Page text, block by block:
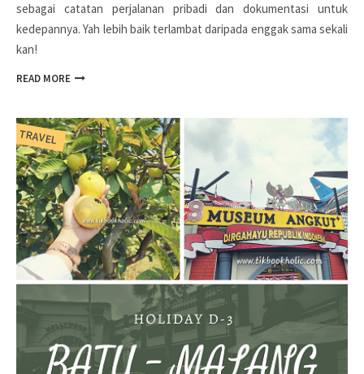
sebagai catatan perjalanan pribadi dan dokumentasi untuk
kedepannya. Yah lebih baik terlambat daripada enggak sama sekali
kan!
READ MORE
TRAVEL